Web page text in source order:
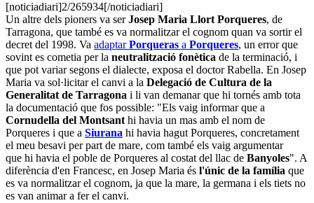
[noticiadiari]2/265934[/noticiadiari]
Un altre dels pioners va serJosep Maria Llort Porqueres, de
Tarragona, que també es va normalitzar el cognom quan va sortir el
decret del 1998. Va adaptarPorqueras a Porqueres, un error que
sovint es cometia per la neutralització fonètica de la terminació, i
que pot variar segons el dialecte, exposa el doctor Rabella. En Josep
Maria va sol·licitar el canvi a la Delegació de Cultura de la
Generalitat de Tarragona i li van demanar que hi tornés amb tota
la documentació que fos possible: "Els vaig informar que a
Cornudella del Montsant hi havia un mas amb el nom de
Porqueres i que a Siurana hi havia hagut Porqueres, concretament
el meu besavi per part de mare, com també els vaig argumentar
que hi havia el poble de Porqueres al costat del llac de Banyoles". A
diferència d'en Francesc, en Josep Maria és l'únic de la família que
es va normalitzar el cognom, ja que la mare, la germana i els tiets no
es van animar a fer el canvi.